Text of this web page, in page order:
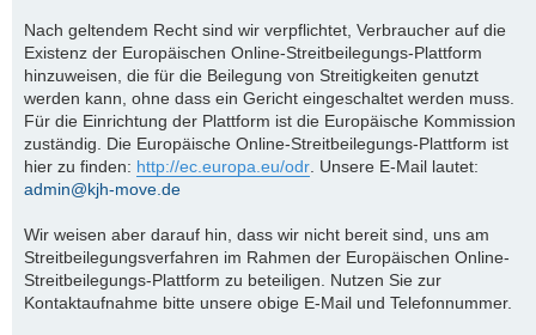
Nach geltendem Recht sind wir verpflichtet, Verbraucher auf die
Existenz der Europäischen Online-Streitbeilegungs-Plattform
hinzuweisen, die für die Beilegung von Streitigkeiten genutzt
werden kann, ohne dass ein Gericht eingeschaltet werden muss.
Für die Einrichtung der Plattform ist die Europäische Kommission
zuständig. Die Europäische Online-Streitbeilegungs-Plattform ist
hier zu finden: http://ec.europa.eu/odr . Unsere E-Mail lautet:
admin@kjh-move.de
Wir weisen aber darauf hin, dass wir nicht bereit sind, uns am
Streitbeilegungsverfahren im Rahmen der Europäischen Online-
Streitbeilegungs-Plattform zu beteiligen. Nutzen Sie zur
Kontaktaufnahme bitte unsere obige E-Mail und Telefonnummer.